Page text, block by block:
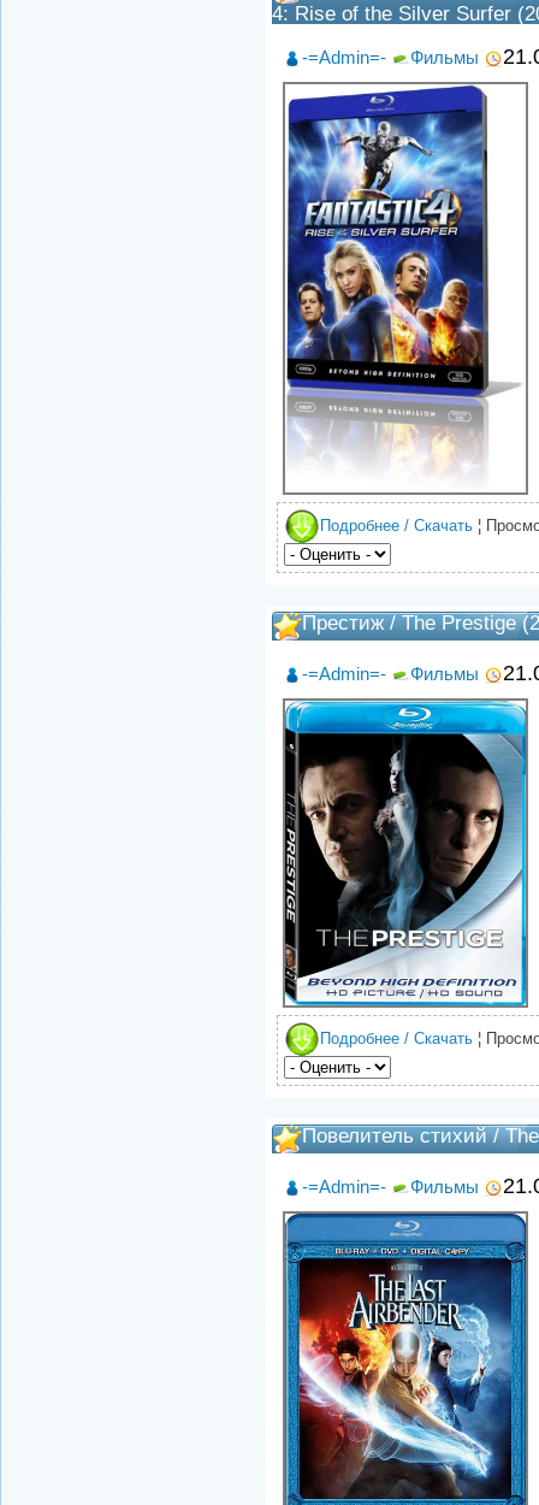
4: Rise of the Silver Surfer
-=Admin=- Фильмы
Подробнее / Скачать ¦
Престиж / The Prestige
-=Admin=- Фильмы
Подробнее / Скачать ¦
Повелитель стихий /
-=Admin=- Фильмы